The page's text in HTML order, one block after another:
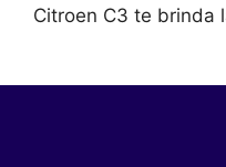
Citroen C3 te brinda